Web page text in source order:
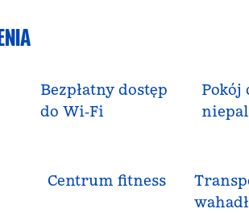
Bezpłatny dostęp
do Wi‑Fi
Pokój
Centrum fitness